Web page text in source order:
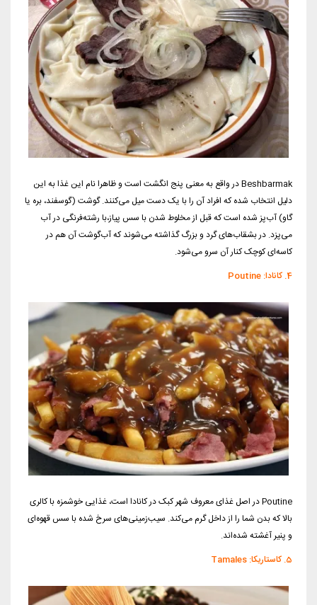
Beshbarmak در واقع به معنی پنج انگشت است و ظاهرا نام این غذا به این
دلیل انتخاب شده که افراد آن را با یک دست میل می‌کنند. گوشت (گوسفند، بره یا
گاو) آب‌پز شده است که قبل از مخلوط شدن با سس پیاز،‌با رشته‌فرنگی در آب
می‌پزد. در بشقاب‌های گرد و بزرگ گذاشته می‌شوند که آب‌گوشت آن هم در
کاسه‌ای کوچک کنار آن سرو می‌شود.
4. کانادا: Poutine
Poutine در اصل غذای معروف شهر کبک در کانادا است، غذایی خوشمزه با کالری
بالا که بدن شما را از داخل گرم می‌کند. سیب‌زمینی‌های سرخ شده با سس قهوه‌ای
و پنیر آغشته شده‌اند.
5. کاستاریکا: Tamales